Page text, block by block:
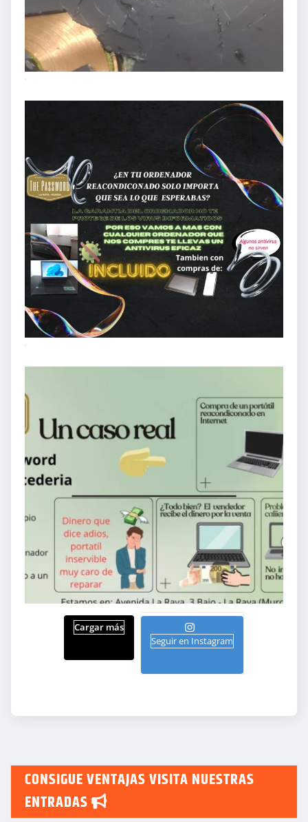
Cargar más
Seguir en Instagram
CONSIGUE VENTAJAS VISITA NUESTRAS
ENTRADAS